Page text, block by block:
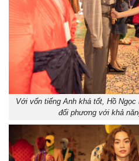
Với vốn tiếng Anh khá tốt, Hồ
đối phương với khả